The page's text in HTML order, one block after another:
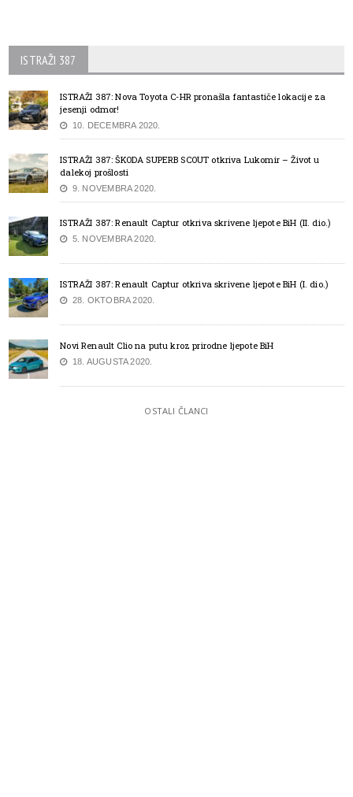
ISTRAŽI 387
ISTRAŽI 387: Nova Toyota C-HR pronašla fantastiče lokacije za
jesenji odmor!
10. DECEMBRA 2020.
ISTRAŽI 387: ŠKODA SUPERB SCOUT otkriva Lukomir – Život u
dalekoj prošlosti
9. NOVEMBRA 2020.
ISTRAŽI 387: Renault Captur otkriva skrivene ljepote BiH (II. dio.)
5. NOVEMBRA 2020.
ISTRAŽI 387: Renault Captur otkriva skrivene ljepote BiH (I. dio.)
28. OKTOBRA 2020.
Novi Renault Clio na putu kroz prirodne ljepote BiH
18. AUGUSTA 2020.
OSTALI ČLANCI